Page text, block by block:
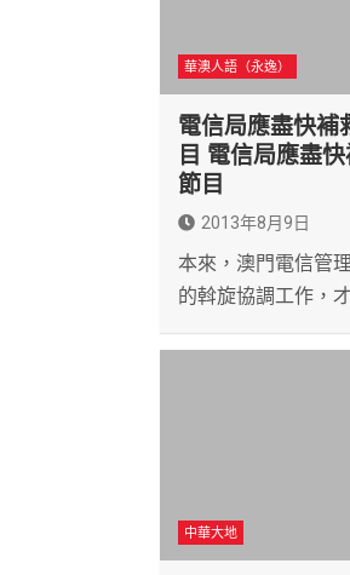
華澳人語（永逸）
電信局應盡快補
目 電信局應盡
節目
2013年8月9日
本來，澳門電信管
的斡旋協調工作，
中華大地